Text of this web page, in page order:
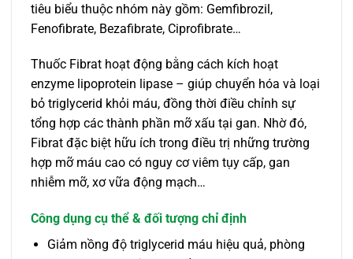
tiêu biểu thuộc nhóm này gồm: Gemfibrozil,
Fenofibrate, Bezafibrate, Ciprofibrate…
Thuốc Fibrat hoạt động bằng cách kích hoạt
enzyme lipoprotein lipase – giúp chuyển hóa và loại
bỏ triglycerid khỏi máu, đồng thời điều chỉnh sự
tổng hợp các thành phần mỡ xấu tại gan. Nhờ đó,
Fibrat đặc biệt hữu ích trong điều trị những trường
hợp mỡ máu cao có nguy cơ viêm tụy cấp, gan
nhiễm mỡ, xơ vữa động mạch…
Công dụng cụ thể & đối tượng chỉ định
Giảm nồng độ triglycerid máu hiệu quả, phòng